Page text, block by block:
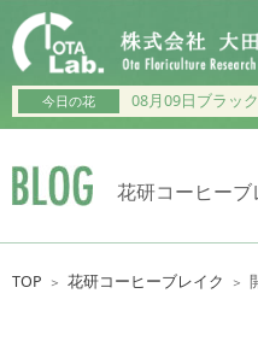
今日の花 08月09日ブラッ
花研コーヒーブ
TOP ＞ 花研コーヒーブレイク ＞